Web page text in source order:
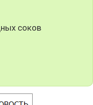
соков